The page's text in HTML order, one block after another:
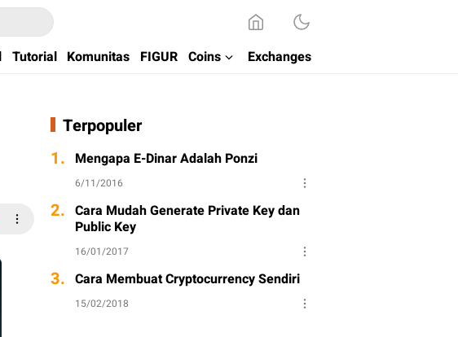
Tutorial Komunitas FIGUR Coins Exchanges
Terpopuler
1. Mengapa E-Dinar Adalah Ponzi
6/11/2016
2. Cara Mudah Generate Private Key dan
Public Key
16/01/2017
3. Cara Membuat Cryptocurrency Sendiri
15/02/2018